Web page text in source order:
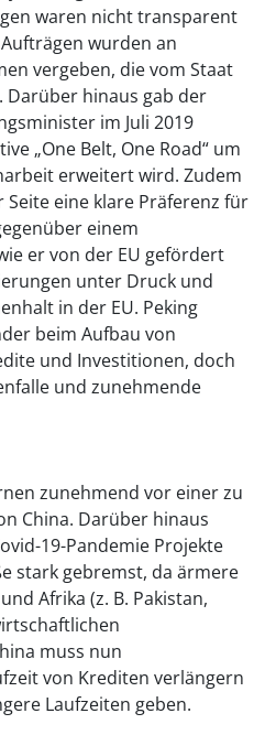
waren nicht transparent
wurden an
vergeben, die vom Staat
hinaus gab der
im Juli 2019
„One Belt, One Road“ um
erweitert wird. Zudem
Seite eine klare Präferenz für
einem
er von der EU gefördert
unter Druck und
in der EU. Peking
beim Aufbau von
und Investitionen, doch
und zunehmende
zunehmend vor einer zu
China. Darüber hinaus
19-Pandemie Projekte
stark gebremst, da ärmere
Afrika (z. B. Pakistan,
muss nun
von Krediten verlängern
Laufzeiten geben.